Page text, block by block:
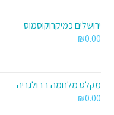
ירושלים כמיקרוקוסמוס
₪0.00
מקלט מלחמה בבולגריה
₪0.00